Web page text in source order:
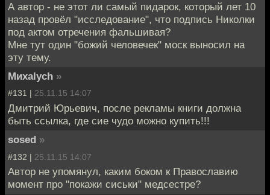
А автор - не этот ли самый пидарок, который лет 10
назад провёл "исследование", что подпись Николки
под актом отречения фальшивая?
Мне тут один "божий человечек" моск выносил на
эту тему.
Миxalych »
#131 | 25.11.15 14:07
Дмитрий Юрьевич, после рекламы книги должна
быть ссылка, где сие чудо можно купить!!!
sosed »
#132 | 25.11.15 14:07
Автор не упомянул, каким боком к Православию
момент про "покажи сиськи" медсестре?